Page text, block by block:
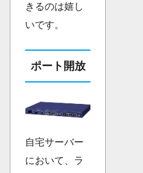
きるのは嬉し
いです。
ポート開放
自宅サーバー
において、ラ